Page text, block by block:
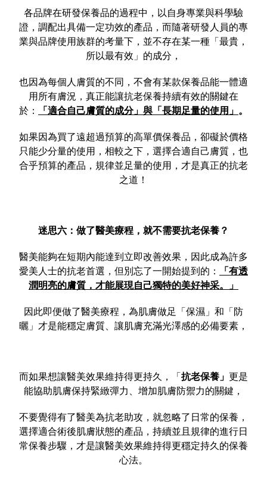
各品牌在研發保養品的過程中，以自身專業與科學驗
證，調配出具備一定功效的產品，而隨著研發人員的專
業與品牌使用族群的考量下，並不存在某一種「最貴，
所以最有效」的成分，
也因為每個人膚質的不同，不會有某款保養品能一體適
用所有膚況，真正能讓抗老保養持續有效的關鍵在
於：
「適合自己膚質的成分」與「長期足量的使用」 。
如果因為買了遠超過預算的高單價保養品，卻礙於價格
只能少分量的使用，相較之下，選擇合適自己膚質，也
合乎預算的產品，規律並足量的使用，才是真正的抗老
之道！
迷思六：做了醫美療程，就不需要抗老保養？
醫美能夠在短期內能達到立即改善效果，因此成為許多
愛美人士的抗老首選，但別忘了一開始提到的：
「有透
潤明亮的膚質，才能展現自己獨特的美好神采。」
因此即便做了醫美療程，為肌膚做足「保濕」和「防
曬」才是能穩定膚質、讓肌膚充滿光澤感的必備要素，
而如果想讓醫美效果維持得更持久，「抗老保養」 更是
能協助肌膚保持緊緻彈力、增加肌膚防禦力的關鍵，
不要覺得有了醫美為抗老助攻，就忽略了日常的保養，
選擇適合術後肌膚狀態的產品，持續並且規律的進行日
常保養步驟，才是讓醫美效果維持得更穩定持久的保養
心法。